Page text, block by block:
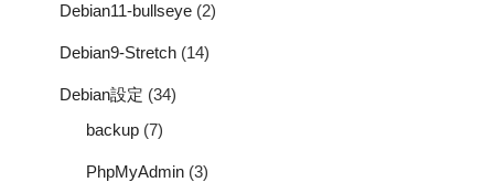
Debian11-bullseye (2)
Debian9-Stretch (14)
Debian設定 (34)
backup (7)
PhpMyAdmin (3)